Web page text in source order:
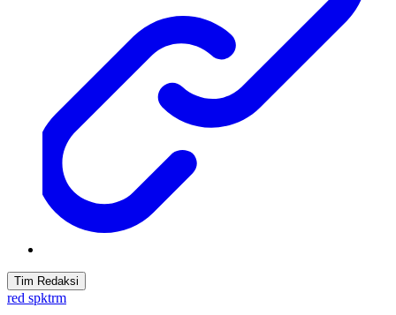
Tim Redaksi
red spktrm